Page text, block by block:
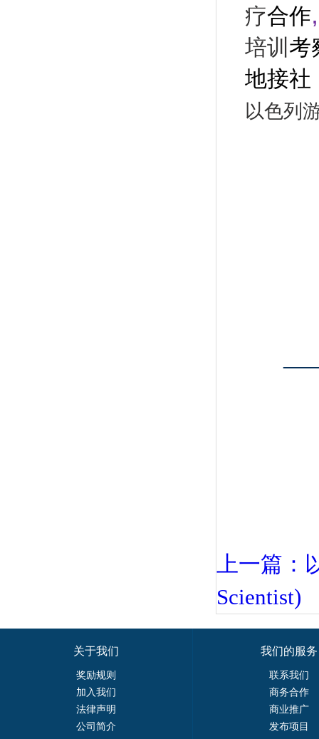
疗合作,
培训 考
地接社
以色列
上一篇：
Scientist)
关于我们
奖励规则
加入我们
法律声明
公司简介
我们的服务
联系我们
商务合作
商业推广
发布项目